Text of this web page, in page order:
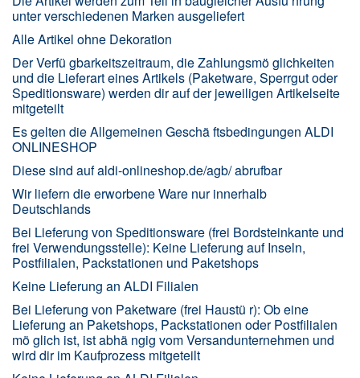
unter verschiedenen Marken ausgeliefert
Alle Artikel ohne Dekoration
Der Verfü gbarkeitszeitraum, die Zahlungsmö glichkeiten
und die Lieferart eines Artikels (Paketware, Sperrgut oder
Speditionsware) werden dir auf der jeweiligen Artikelseite
mitgeteilt
Es gelten die Allgemeinen Geschä ftsbedingungen ALDI
ONLINESHOP
Diese sind auf aldi-onlineshop.de/agb/ abrufbar
Wir liefern die erworbene Ware nur innerhalb
Deutschlands
Bei Lieferung von Speditionsware (frei Bordsteinkante und
frei Verwendungsstelle): Keine Lieferung auf Inseln,
Postfilialen, Packstationen und Paketshops
Keine Lieferung an ALDI Filialen
Bei Lieferung von Paketware (frei Haustü r): Ob eine
Lieferung an Paketshops, Packstationen oder Postfilialen
mö glich ist, ist abhä ngig vom Versandunternehmen und
wird dir im Kaufprozess mitgeteilt